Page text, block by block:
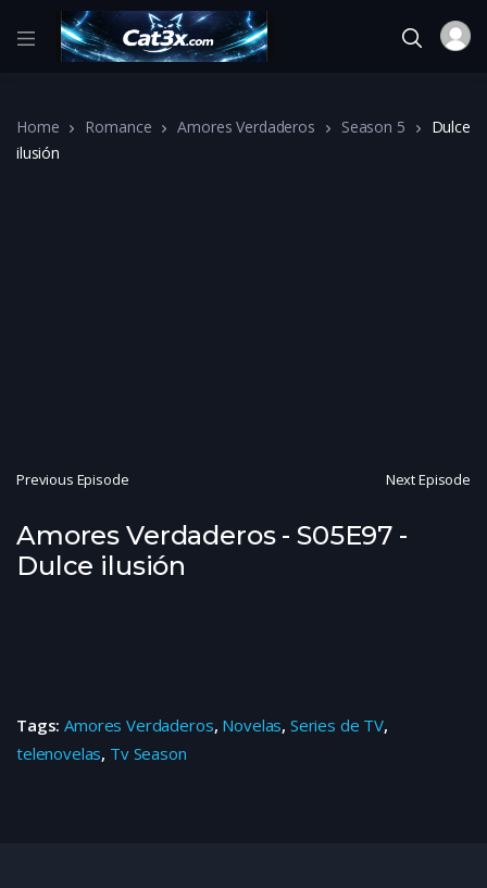
Home Romance Amores Verdaderos Season 5
Dulce
ilusión
Previous Episode Next Episode
Amores Verdaderos - S05E97 -
Dulce ilusión
Tags:Amores Verdaderos, Novelas, Series de TV,
telenovelas, Tv Season